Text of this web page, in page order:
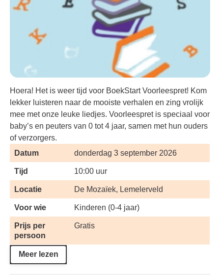
Hoera! Het is weer tijd voor BoekStart Voorleespret! Kom
lekker luisteren naar de mooiste verhalen en zing vrolijk
mee met onze leuke liedjes. Voorleespret is speciaal voor
baby’s en peuters van 0 tot 4 jaar, samen met hun ouders
of verzorgers.
Datum
donderdag 3 september 2026
Tijd 10:00 uur
Locatie De Mozaïek, Lemelerveld
Voor wie Kinderen (0-4 jaar)
Prijs per
persoon
Gratis
Meer lezen